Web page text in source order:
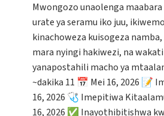
Mwongozo unaolenga
urate ya seramu iko juu,
kinachoweza kuisogeza
mara nyingi hakiwezi, na
yanapostahili macho ya
~dakika 11 📅 Mei 16, 2026 📝
16, 2026 🩺 Imepitiwa
16, 2026 ✅ Inayothibitishwa